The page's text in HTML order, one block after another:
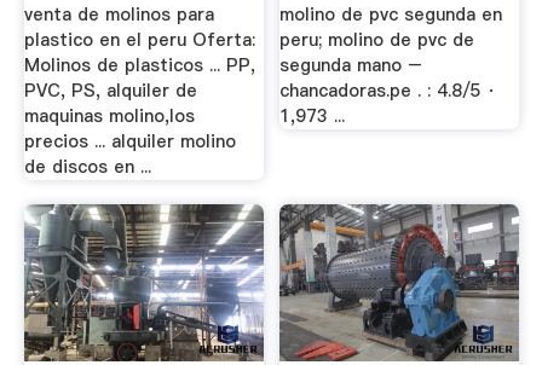
venta de molinos para
plastico en el peru Oferta:
Molinos de plasticos ... PP,
PVC, PS, alquiler de
maquinas molino,los
precios ... alquiler molino
de discos en ...
molino de pvc segunda en
peru; molino de pvc de
segunda mano –
chancadoras.pe . : 4.8/5 ·
1,973 ...